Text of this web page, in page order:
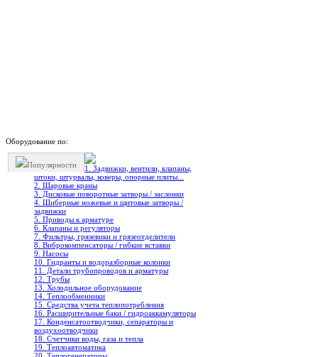
Оборудование по:
Популярности
1. Задвижки, вентили, клапаны,
штоки, штурвалы, коверы, опорные плиты...
2. Шаровые краны
3. Дисковые поворотные затворы / заслонки
4. Шиберные ножевые и щитовые затворы /
задвижки
5. Приводы к арматуре
6. Клапаны и регуляторы
7. Фильтры, грязевики и грязеотделители
8. Виброкомпенсаторы / гибкие вставки
9. Насосы
10. Гидранты и водоразборные колонки
11. Детали трубопроводов и арматуры
12. Трубы
13. Холодильное oборудование
14. Теплообменники
15. Средства учета теплопотребления
16. Расширительные баки / гидроаккамуляторы
17. Конденсатоотводчики, сепараторы и
воздухоотводчики
18. Счетчики воды, газа и тепла
19. Теплоавтоматика